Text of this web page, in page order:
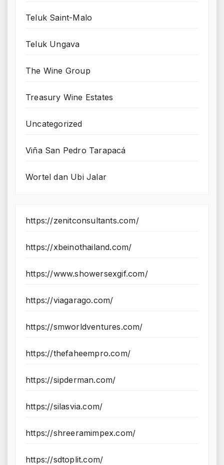
Teluk Saint-Malo
Teluk Ungava
The Wine Group
Treasury Wine Estates
Uncategorized
Viña San Pedro Tarapacá
Wortel dan Ubi Jalar
https://zenitconsultants.com/
https://xbeinothailand.com/
https://www.showersexgif.com/
https://viagarago.com/
https://smworldventures.com/
https://thefaheempro.com/
https://sipderman.com/
https://silasvia.com/
https://shreeramimpex.com/
https://sdtoplit.com/